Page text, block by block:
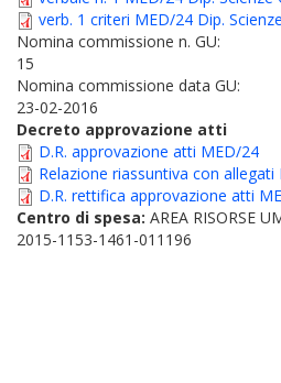
verb. 1 criteri MED/24 Dip.
Nomina commissione n. GU:
15
Nomina commissione data GU:
23-02-2016
Decreto approvazione atti
D.R. approvazione atti MED/24
Relazione riassuntiva con allegati
D.R. rettifica approvazione atti
Centro di spesa: AREA RISORSE
2015-1153-1461-011196